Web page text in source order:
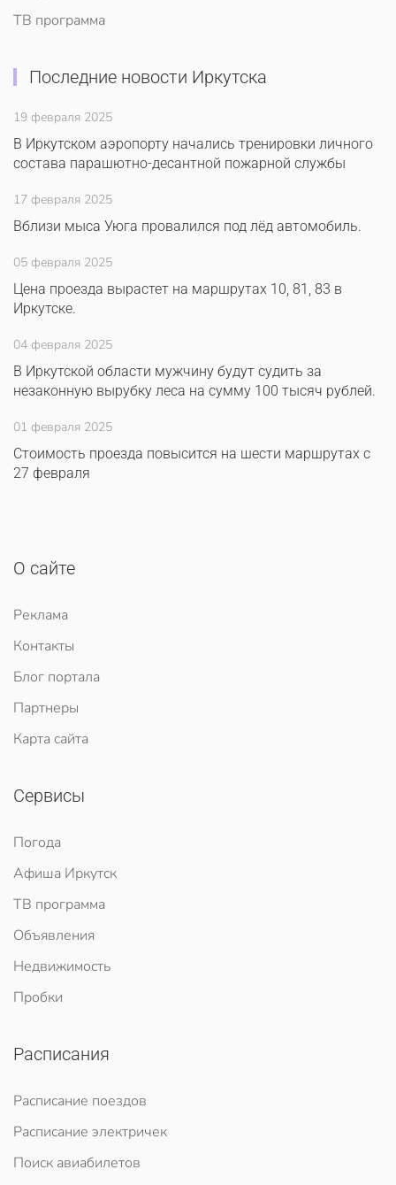
ТВ программа
Последние новости Иркутска
19 февраля 2025
В Иркутском аэропорту начались тренировки личного
состава парашютно-десантной пожарной службы
17 февраля 2025
Вблизи мыса Уюга провалился под лёд автомобиль.
05 февраля 2025
Цена проезда вырастет на маршрутах 10, 81, 83 в
Иркутске.
04 февраля 2025
В Иркутской области мужчину будут судить за
незаконную вырубку леса на сумму 100 тысяч рублей.
01 февраля 2025
Стоимость проезда повысится на шести маршрутах с
27 февраля
О сайте
Реклама
Контакты
Блог портала
Партнеры
Карта сайта
Сервисы
Погода
Афиша Иркутск
ТВ программа
Объявления
Недвижимость
Пробки
Расписания
Расписание поездов
Расписание электричек
Поиск авиабилетов